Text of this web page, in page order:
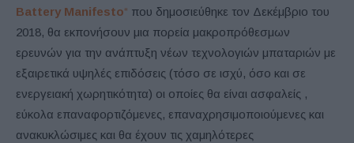
Battery Manifesto“ που δημοσιεύθηκε τον Δεκέμβριο του
2018, θα εκπονήσουν μια πορεία μακροπρόθεσμων
ερευνών για την ανάπτυξη νέων τεχνολογιών μπαταριών με
εξαιρετικά υψηλές επιδόσεις (τόσο σε ισχύ, όσο και σε
ενεργειακή χωρητικότητα) οι οποίες θα είναι ασφαλείς ,
εύκολα επαναφορτιζόμενες, επαναχρησιμοποιούμενες και
ανακυκλώσιμες και θα έχουν τις χαμηλότερες